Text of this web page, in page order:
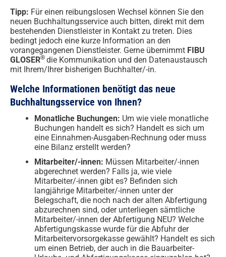
Tipp: Für einen reibungslosen Wechsel können Sie den
neuen Buchhaltungsservice auch bitten, direkt mit dem
bestehenden Dienstleister in Kontakt zu treten. Dies
bedingt jedoch eine kurze Information an den
vorangegangenen Dienstleister. Gerne übernimmt FIBU
GLOSER® die Kommunikation und den Datenaustausch
mit Ihrem/Ihrer bisherigen Buchhalter/-in.
Welche Informationen benötigt das neue
Buchhaltungsservice von Ihnen?
Monatliche Buchungen: Um wie viele monatliche
Buchungen handelt es sich? Handelt es sich um
eine Einnahmen-Ausgaben-Rechnung oder muss
eine Bilanz erstellt werden?
Mitarbeiter/-innen: Müssen Mitarbeiter/-innen
abgerechnet werden? Falls ja, wie viele
Mitarbeiter/-innen gibt es? Befinden sich
langjährige Mitarbeiter/-innen unter der
Belegschaft, die noch nach der alten Abfertigung
abzurechnen sind, oder unterliegen sämtliche
Mitarbeiter/-innen der Abfertigung NEU? Welche
Abfertigungskasse wurde für die Abfuhr der
Mitarbeitervorsorgekasse gewählt? Handelt es sich
um einen Betrieb, der auch in die Bauarbeiter-